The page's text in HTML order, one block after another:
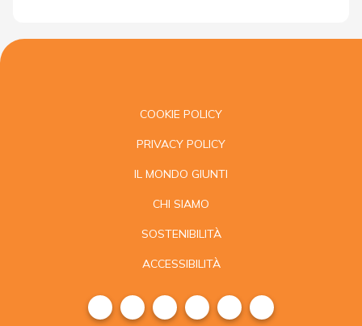
COOKIE POLICY
PRIVACY POLICY
IL MONDO GIUNTI
CHI SIAMO
SOSTENIBILITÀ
ACCESSIBILITÀ